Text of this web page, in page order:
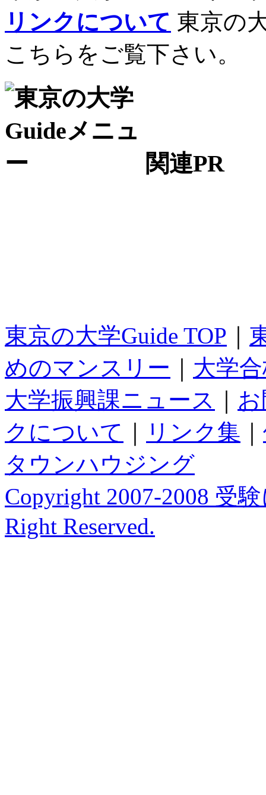
リンクについて 東京の
こちらをご覧下さい。
関連PR
東京の大学Guide TOP
めのマンスリー
大学
大学振興課ニュース
クについて
リンク集
タウンハウジング
Copyright 2007-2008 受
Right Reserved.